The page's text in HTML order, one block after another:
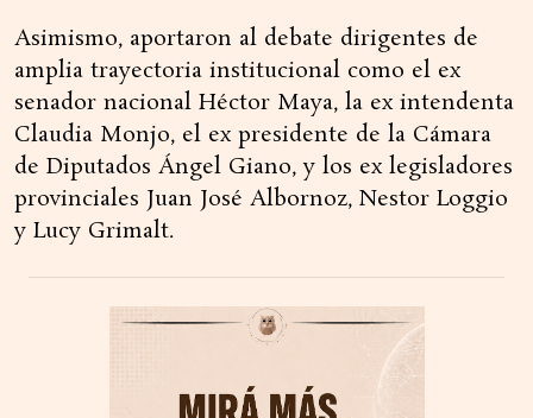
Asimismo, aportaron al debate dirigentes de
amplia trayectoria institucional como el ex
senador nacional Héctor Maya, la ex intendenta
Claudia Monjo, el ex presidente de la Cámara
de Diputados Ángel Giano, y los ex legisladores
provinciales Juan José Albornoz, Nestor Loggio
y Lucy Grimalt.